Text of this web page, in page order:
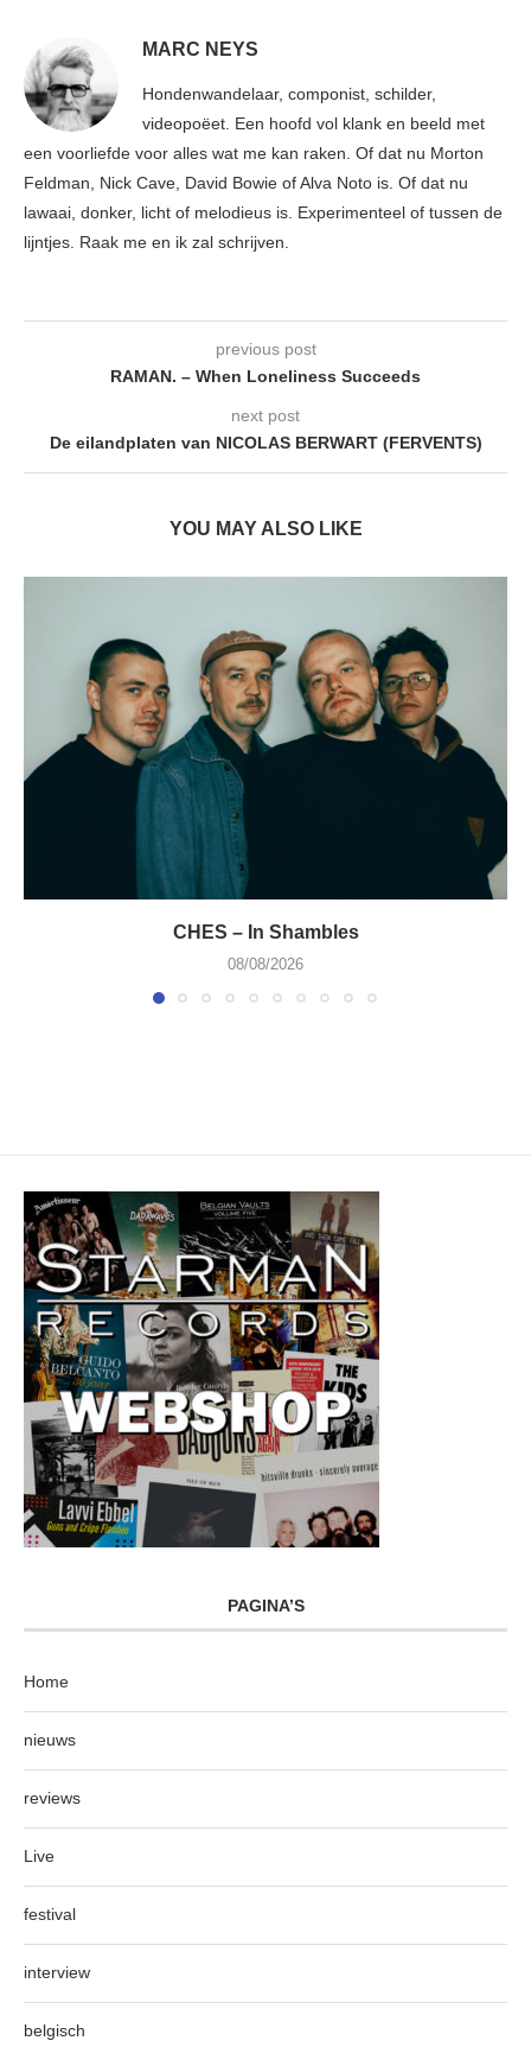
MARC NEYS
Hondenwandelaar, componist, schilder,
videopoëet. Een hoofd vol klank en beeld met
een voorliefde voor alles wat me kan raken. Of dat nu Morton
Feldman, Nick Cave, David Bowie of Alva Noto is. Of dat nu
lawaai, donker, licht of melodieus is. Experimenteel of tussen de
lijntjes. Raak me en ik zal schrijven.
previous post
RAMAN. – When Loneliness Succeeds
next post
De eilandplaten van NICOLAS BERWART (FERVENTS)
YOU MAY ALSO LIKE
CHES – In Shambles
08/08/2026
PAGINA’S
Home
nieuws
reviews
Live
festival
interview
belgisch